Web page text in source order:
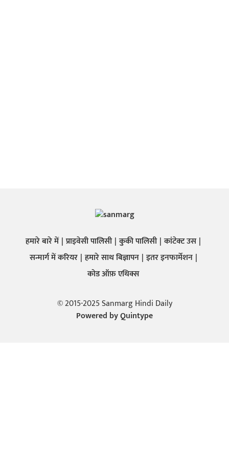
हमारे बारे में प्राइवेसी पालिसी कुकी पालिसी कांटेक्ट उस
सन्मार्ग में करियर हमारे साथ बिज्ञापन इतर इनफार्मेशन
कोड ऑफ़ एथिक्स
© 2015-2025 Sanmarg Hindi Daily
Powered byQuintype